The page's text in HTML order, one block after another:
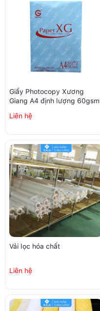
Giấy Photocopy Xương
Giang A4 định lượng 60gsm
Liên hệ
Vải lọc hóa chất
Liên hệ